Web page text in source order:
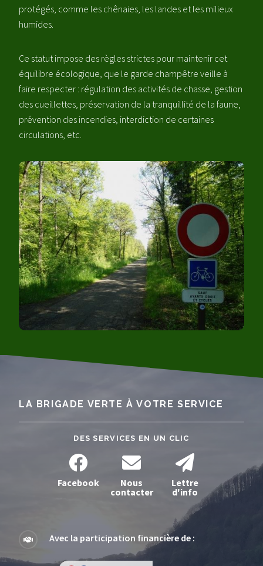
protégés, comme les chênaies, les landes et les milieux
humides.
Ce statut impose des règles strictes pour maintenir cet
équilibre écologique, que le garde champêtre veille à
faire respecter : régulation des activités de chasse, gestion
des cueillettes, préservation de la tranquillité de la faune,
prévention des incendies, interdiction de certaines
circulations, etc.
LA BRIGADE VERTE À VOTRE SERVICE
DES SERVICES EN UN CLIC
Facebook
Nous
contacter
Lettre
d'info
Avec la participation financière de :